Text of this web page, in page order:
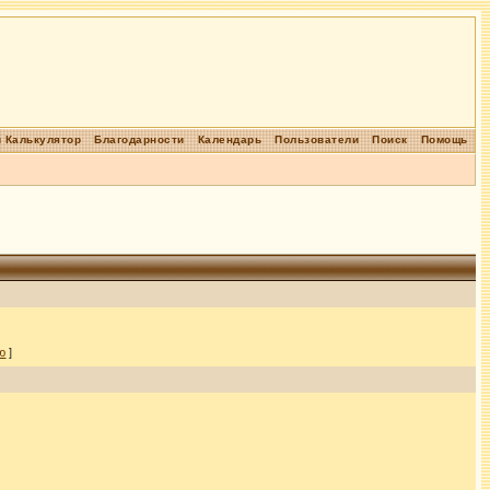
Помощь
Поиск
Пользователи
Календарь
Благодарности
]